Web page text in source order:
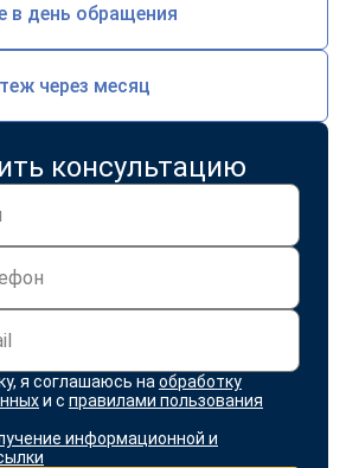
в день обращения
через месяц
консультацию
я соглашаюсь на обработку
и с правилами пользования
информационной и